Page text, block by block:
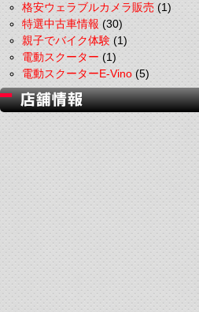
格安ウェラブルカメラ販売(1)
特選中古車情報(30)
親子でバイク体験(1)
電動スクーター(1)
電動スクーターE-Vino(5)